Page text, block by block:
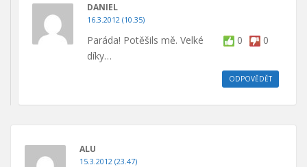
DANIEL
16.3.2012 (10.35)
0 0
Paráda! Potěšils mě. Velké
díky…
ODPOVĚDĚT
ALU
15.3.2012 (23.47)